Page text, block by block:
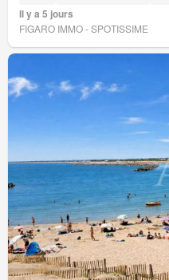
Il y a 5 jours
FIGARO IMMO - SPOTISSIME